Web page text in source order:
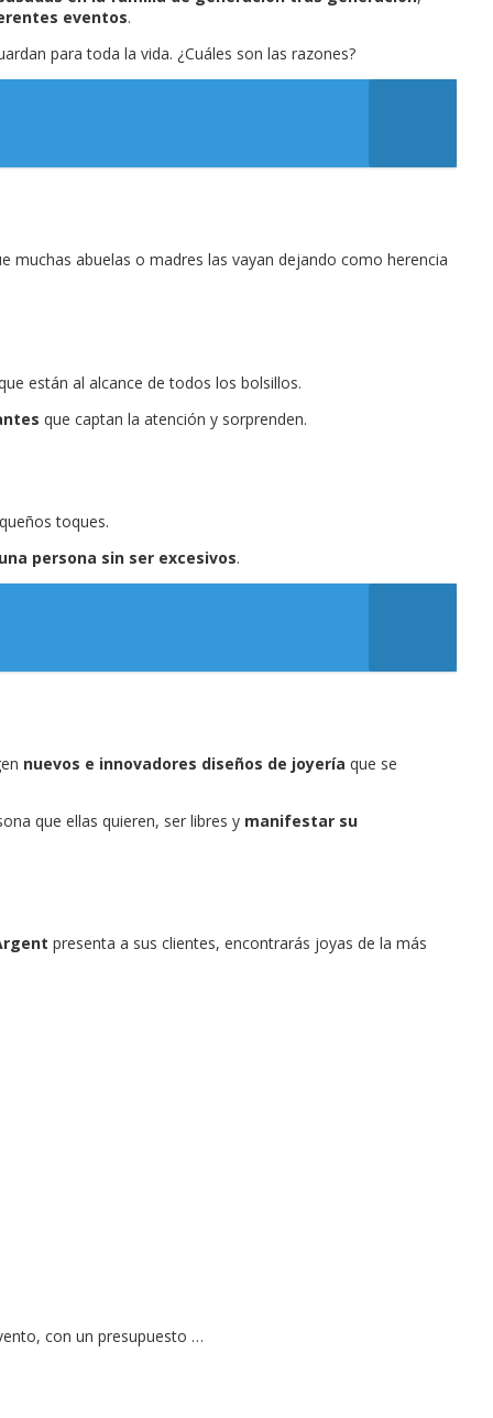
eventos.
para toda la vida. ¿Cuáles son las razones?
muchas abuelas o madres las vayan dejando como herencia
están al alcance de todos los bolsillos.
que captan la atención y sorprenden.
toques.
persona sin ser excesivos.
nuevos e innovadores diseños de joyería que se
que ellas quieren, ser libres y manifestar su
presenta a sus clientes, encontrarás joyas de la más
con un presupuesto …